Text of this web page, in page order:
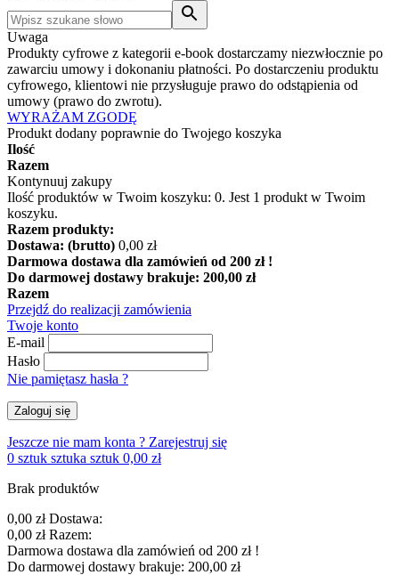
Uwaga
Produkty cyfrowe z kategorii e-book dostarczamy niezwłocznie po
zawarciu umowy i dokonaniu płatności. Po dostarczeniu produktu
cyfrowego, klientowi nie przysługuje prawo do odstąpienia od
umowy (prawo do zwrotu).
WYRAŻAM ZGODĘ
Produkt dodany poprawnie do Twojego koszyka
Ilość
Razem
Kontynuuj zakupy
Ilość produktów w Twoim koszyku: 0. Jest 1 produkt w Twoim
koszyku.
Razem produkty:
Dostawa: (brutto) 0,00 zł
Darmowa dostawa dla zamówień od 200 zł !
Do darmowej dostawy brakuje: 200,00 zł
Razem
Przejdź do realizacji zamówienia
Twoje konto
E-mail
Hasło
Nie pamiętasz hasła ?
Zaloguj się
Jeszcze nie mam konta ? Zarejestruj się
0 sztuk sztuka sztuk 0,00 zł
Brak produktów
0,00 złDostawa:
0,00 zł Razem:
Darmowa dostawa dla zamówień od 200 zł !
Do darmowej dostawy brakuje: 200,00 zł